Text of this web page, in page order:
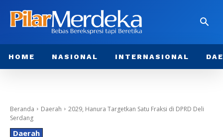
HOME NASIONAL INTERNASIONAL
Beranda Daerah
2029, Hanura Targetkan Satu Fraksi di DPRD Deli
Serdang
Daerah